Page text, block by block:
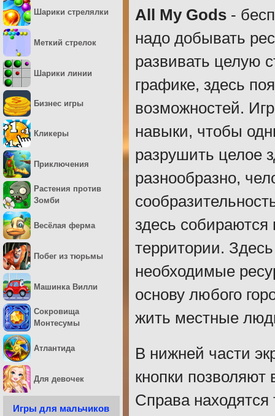
All My Gods -
надо добывать
развивать целую
графике, здесь
возможностей.
навыки, чтобы
разрушить целое
разнообразно,
здесь
территории.
необходимые
основу любого
жить местные
В нижней части
кнопки позволяют
Справа
Шарики стрелялки
Меткий стрелок
Шарики линии
Бизнес игры
Кликеры
Приключения
Растения против
Зомби
Весёлая ферма
Побег из тюрьмы
Машинка Вилли
Сокровища
Монтесумы
Атлантида
Для девочек
Игры для мальчиков